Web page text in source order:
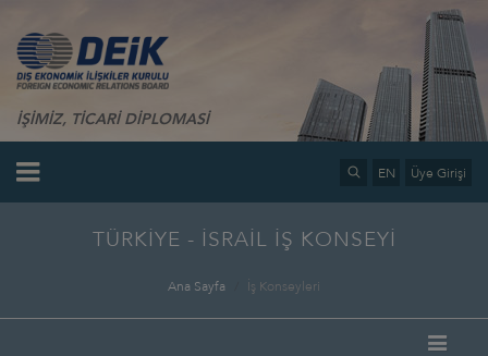
İŞİMİZ, TİCARİ DİPLOMASİ
EN Üye Girişi
TÜRKİYE - İSRAİL İŞ KONSEYİ
Ana Sayfa İş Konseyleri